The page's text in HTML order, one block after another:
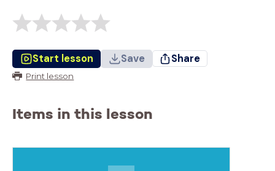
Start lesson Save Share
Print lesson
Items in this lesson